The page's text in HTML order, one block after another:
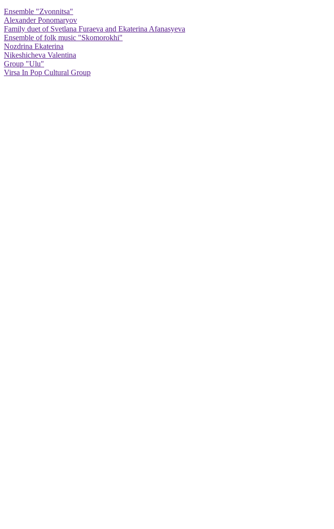
Ensemble "Zvonnitsa"
Alexander Ponomaryov
Family duet of Svetlana Furaeva and Ekaterina Afanasyeva
Ensemble of folk music "Skomorokhi"
Nozdrina Ekaterina
Nikeshicheva Valentina
Group "Ulu"
Virsa In Pop Cultural Group